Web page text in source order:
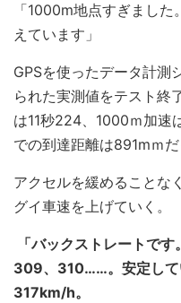
「1000m地点すぎまし
えています」
GPSを使ったデータ計測
られた実測値をテスト終
は11秒224、1000ｍ加速
での到達距離は891mｍだ
アクセルを緩めることな
グイ車速を上げていく。
「バックストレートで
309、310……。安定して
317km/h。